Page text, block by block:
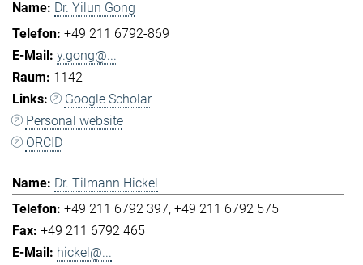
Dr. Yilun Gong
+49 211 6792-869
y.gong@...
1142
Google Scholar
Personal website
ORCID
Dr. Tilmann Hickel
+49 211 6792 397 +49 211 6792 575
+49 211 6792 465
hickel@...